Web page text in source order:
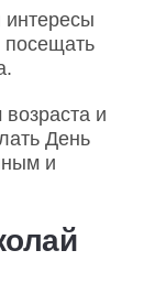
интересы
посещать
и
День
и